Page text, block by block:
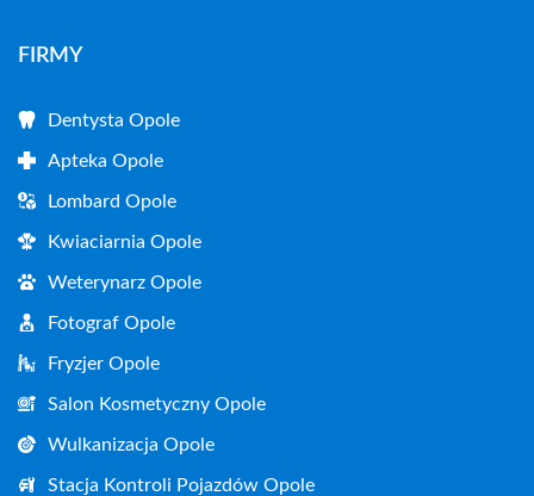
FIRMY
Dentysta Opole
Apteka Opole
Lombard Opole
Kwiaciarnia Opole
Weterynarz Opole
Fotograf Opole
Fryzjer Opole
Salon Kosmetyczny Opole
Wulkanizacja Opole
Stacja Kontroli Pojazdów Opole